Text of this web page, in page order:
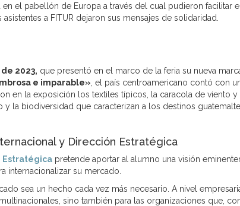
el pabellón de Europa a través del cual pudieron facilitar el
a FITUR dejaron sus mensajes de solidaridad.
2023, que presentó en el marco de la feria su nueva
e imparable» , el país centroamericano contó con
en la exposición los textiles típicos, la caracola de viento
la biodiversidad que caracterizan a los destinos
y Dirección Estratégica
Estratégica pretende aportar al alumno una visión
internacionalizar su mercado.
sea un hecho cada vez más necesario. A nivel
sino también para las organizaciones que,